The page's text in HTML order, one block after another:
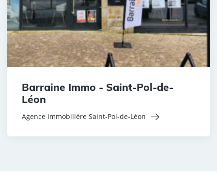
Barraine Immo - Saint-Pol-de-
Léon
Agence immobilière Saint-Pol-de-Léon